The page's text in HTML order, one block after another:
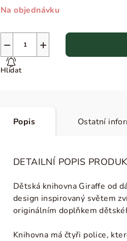
Na objednávku
+
−
Hlídat
Popis Ostatní
DETAILNÍ POPIS
Dětská knihovna Giraffe od
design inspirovaný světem
originálním doplňkem
Knihovna má čtyři police,